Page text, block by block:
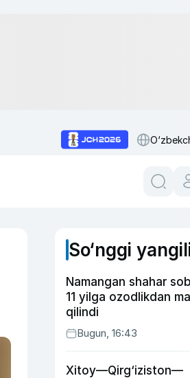
So‘nggi
Namangan shahar
11 yilga ozodlikdan
qilindi
Bugun, 16:43
Xitoy—Qirg‘iziston—